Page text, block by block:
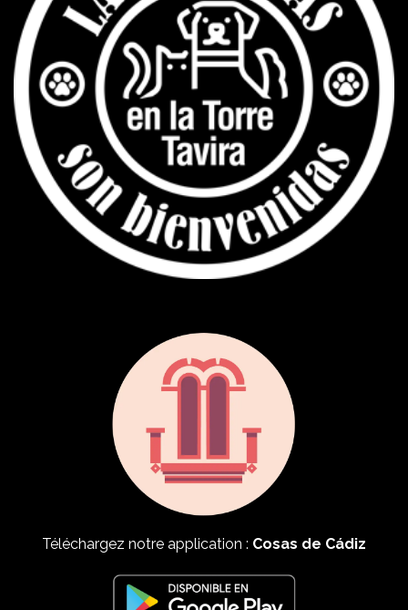
Téléchargez notre application : Cosas de Cádiz